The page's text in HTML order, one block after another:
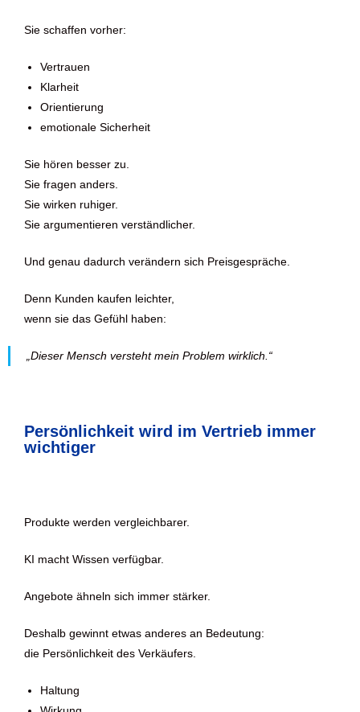
Sie schaffen vorher:
Vertrauen
Klarheit
Orientierung
emotionale Sicherheit
Sie hören besser zu.
Sie fragen anders.
Sie wirken ruhiger.
Sie argumentieren verständlicher.
Und genau dadurch verändern sich Preisgespräche.
Denn Kunden kaufen leichter,
wenn sie das Gefühl haben:
„Dieser Mensch versteht mein Problem wirklich.“
Persönlichkeit wird im Vertrieb immer
wichtiger
Produkte werden vergleichbarer.
KI macht Wissen verfügbar.
Angebote ähneln sich immer stärker.
Deshalb gewinnt etwas anderes an Bedeutung:
die Persönlichkeit des Verkäufers.
Haltung